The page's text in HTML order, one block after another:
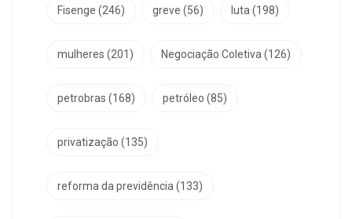
Fisenge (246) greve (56) luta (198)
mulheres (201) Negociação Coletiva (126)
petrobras (168) petróleo (85)
privatização (135)
reforma da previdência (133)